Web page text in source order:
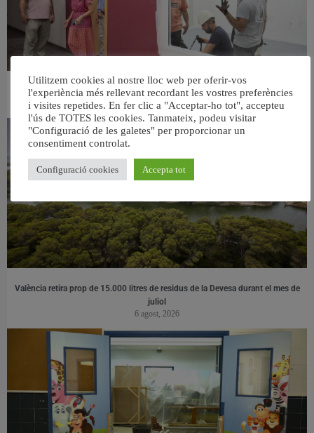
València ultima el nou centre per a persones majors del barri de Sant Antoni
6 agost, 2026
València retira prop de 15.000 litres de residus de la Devesa durant el mes de
juliol
6 agost, 2026
Utilitzem cookies al nostre lloc web per oferir-vos
l'experiència més rellevant recordant les vostres preferències
i visites repetides. En fer clic a "Acceptar-ho tot", accepteu
l'ús de TOTES les cookies. Tanmateix, podeu visitar
"Configuració de les galetes" per proporcionar un
consentiment controlat.
Configuració cookies Accepta tot